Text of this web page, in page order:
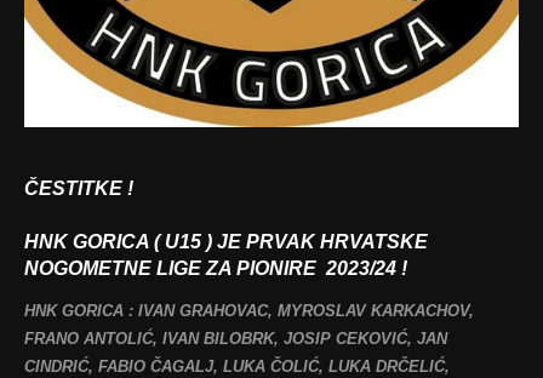
ČESTITKE !
HNK GORICA ( U15 ) JE PRVAK HRVATSKE
NOGOMETNE LIGE ZA PIONIRE 2023/24 !
HNK GORICA : IVAN GRAHOVAC, MYROSLAV KARKACHOV,
FRANO ANTOLIĆ, IVAN BILOBRK, JOSIP CEKOVIĆ, JAN
CINDRIĆ, FABIO ČAGALJ, LUKA ČOLIĆ, LUKA DRČELIĆ,